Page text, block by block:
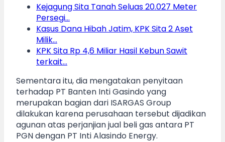
Kejagung Sita Tanah Seluas 20.027 Meter
Persegi…
Kasus Dana Hibah Jatim, KPK Sita 2 Aset
Milik…
KPK Sita Rp 4,6 Miliar Hasil Kebun Sawit
terkait…
Sementara itu, dia mengatakan penyitaan
terhadap PT Banten Inti Gasindo yang
merupakan bagian dari ISARGAS Group
dilakukan karena perusahaan tersebut dijadikan
agunan atas perjanjian jual beli gas antara PT
PGN dengan PT Inti Alasindo Energy.